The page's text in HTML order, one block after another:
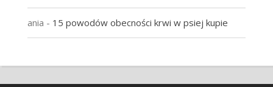
ania - 15 powodów obecności krwi w psiej kupie